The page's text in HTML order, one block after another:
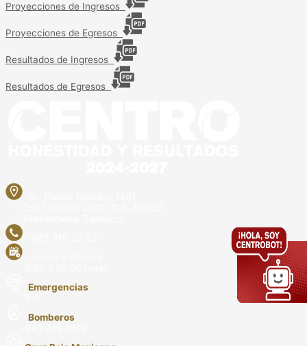
Proyecciones de Ingresos
Proyecciones de Egresos
Resultados de Ingresos
Resultados de Egresos
Emergencias
Bomberos